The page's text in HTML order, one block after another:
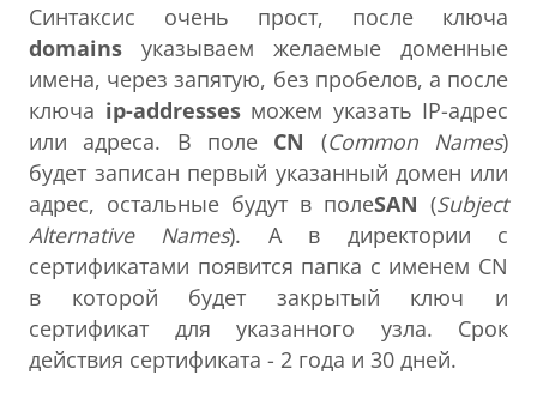
Синтаксис очень прост, после ключа
domains указываем желаемые доменные
имена, через запятую, без пробелов, а после
ключа ip-addressesможем указать IP-адрес
или адреса. В поле CN (Common Names)
будет записан первый указанный домен или
адрес, остальные будут в полеSAN (Subject
Alternative Names). А в директории с
сертификатами появится папка с именем CN
в которой будет закрытый ключ и
сертификат для указанного узла. Срок
действия сертификата - 2 года и 30 дней.